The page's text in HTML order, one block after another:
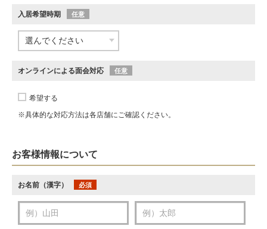
入居希望時期 任意
オンラインによる面会対応 任意
希望する
※具体的な対応方法は各店舗にご確認ください。
お客様情報について
お名前（漢字） 必須